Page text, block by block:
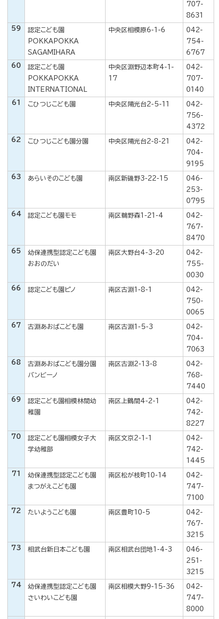
707-
8631
59
認定こども園
POKKAPOKKA
SAGAMIHARA
中央区相模原6-1-6
042-
754-
6767
60
認定こども園
POKKAPOKKA
INTERNATIONAL
中央区淵野辺本町4-1-
17
042-
707-
0140
61 こひつじこども園 中央区陽光台2-5-11
042-
756-
4372
62 こひつじこども園分園 中央区陽光台2-8-21
042-
704-
9195
63 あらいそのこども園 南区新磯野3-22-15
046-
253-
0795
64 認定こども園モモ 南区鵜野森1-21-4
042-
767-
8470
65
幼保連携型認定こども園
おおのだい
南区大野台4-3-20
042-
755-
0030
66 認定こども園ピノ 南区古淵1-8-1
042-
750-
0065
67 古淵あおばこども園 南区古淵1-5-3
042-
704-
7063
68
古淵あおばこども園分園
バンビーノ
南区古淵2-13-8
042-
768-
7440
69
認定こども園相模林間幼
稚園
南区上鶴間4-2-1
042-
742-
8227
70
認定こども園相模女子大
学幼稚部
南区文京2-1-1
042-
742-
1445
71
幼保連携型認定こども園
まつがえこども園
南区松が枝町10-14
042-
747-
7100
72 たいようこども園 南区豊町10-5
042-
767-
3215
73 相武台新日本こども園 南区相武台団地1-4-3
046-
251-
3215
74
幼保連携型認定こども園
さいわいこども園
南区相模大野9-15-36
042-
747-
8000